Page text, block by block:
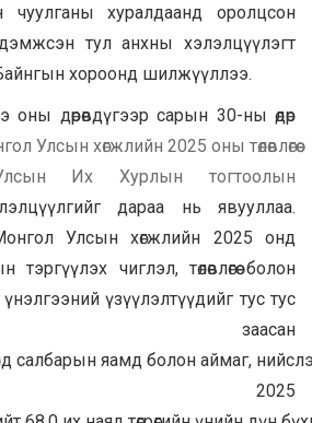
хуралдаанд оролцсон
тул анхны хэлэлцүүлэгт
хороонд шилжүүллээ.
оны дөрөвдүгээр сарын 30-ны өдөр
Улсын хөгжлийн 2025 оны төлөвлөгөө
Их Хурлын тогтоолын
дараа нь явууллаа.
Улсын хөгжлийн 2025 онд
чиглэл, төлөвлөгөө болон
үзүүлэлтүүдийг тус тус
заасан
салбарын яамд болон аймаг,
2025